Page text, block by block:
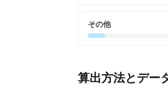
その他
算出方法とデー